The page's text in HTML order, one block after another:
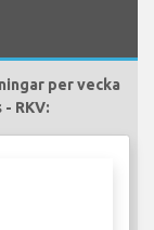
per vecka
RKV: